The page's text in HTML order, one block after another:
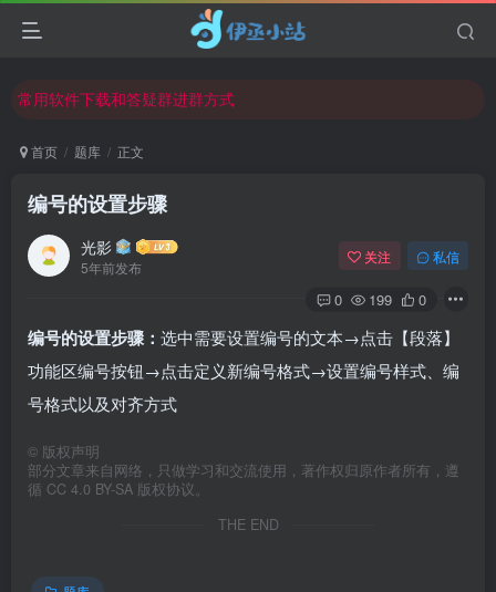
欢迎反馈网站中存在的问题和建议！
常用软件下载和答疑群进群方式
欢迎访问伊丞小站！
首页 题库 正文
编号的设置步骤
光影
5年前发布
关注 私信
0 199 0
编号的设置步骤： 选中需要设置编号的文本→点击【段落】
功能区编号按钮→点击定义新编号格式→设置编号样式、编
号格式以及对齐方式
© 版权声明
部分文章来自网络，只做学习和交流使用，著作权归原作者所有，遵
循 CC 4.0 BY-SA 版权协议。
THE END